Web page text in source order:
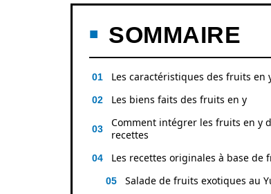
SOMMAIRE
Les caractéristiques des fruits en
Les biens faits des fruits en y
Comment intégrer les fruits en y
recettes
Les recettes originales à base de
Salade de fruits exotiques au